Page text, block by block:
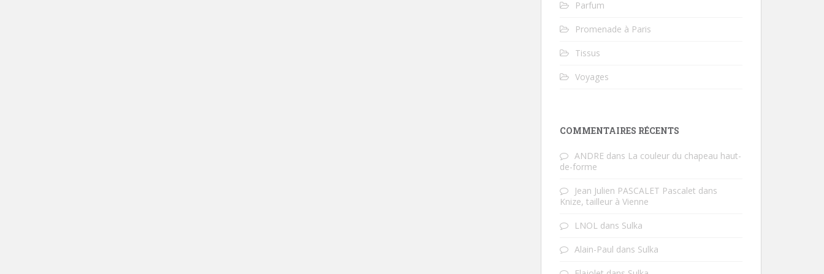
Parfum
Promenade à Paris
Tissus
Voyages
COMMENTAIRES RÉCENTS
ANDRE dans La couleur du chapeau haut-
de-forme
Jean Julien PASCALET Pascalet dans
Knize, tailleur à Vienne
LNOL dans Sulka
Alain-Paul dans Sulka